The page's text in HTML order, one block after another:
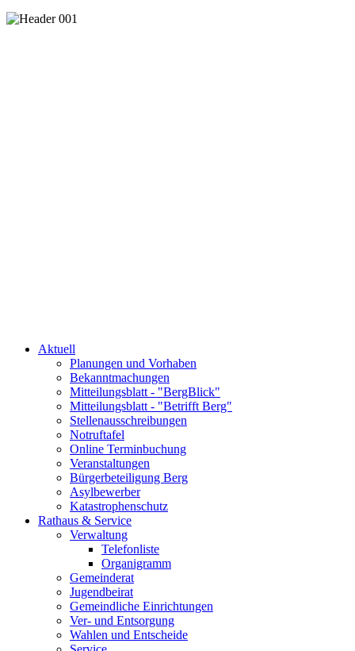
Aktuell
Planungen und Vorhaben
Bekanntmachungen
Mitteilungsblatt - "BergBlick"
Mitteilungsblatt - "Betrifft Berg"
Stellenausschreibungen
Notruftafel
Online Terminbuchung
Veranstaltungen
Bürgerbeteiligung Berg
Asylbewerber
Katastrophenschutz
Rathaus & Service
Verwaltung
Telefonliste
Organigramm
Gemeinderat
Jugendbeirat
Gemeindliche Einrichtungen
Ver- und Entsorgung
Wahlen und Entscheide